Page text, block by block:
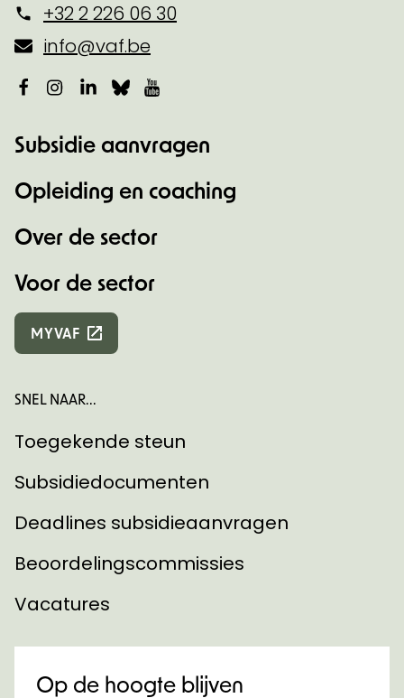
+32 2 226 06 30
info@vaf.be
Facebook
Instagram
LinkedIn
Bluesky
Subsidie aanvragen
Opleiding en coaching
Over de sector
Voor de sector
MYVAF
SNEL NAAR...
Toegekende steun
Subsidiedocumenten
Deadlines subsidieaanvragen
Beoordelingscommissies
Vacatures
Op de hoogte blijven